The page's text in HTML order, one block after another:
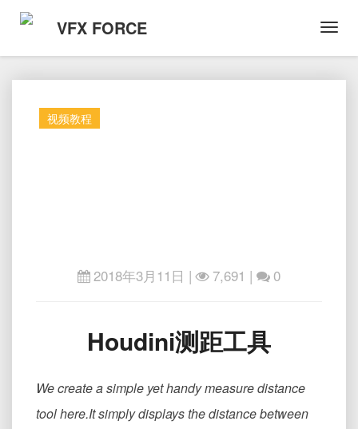
VFX FORCE
视频教程
2018年3月11日 | 7,691 | 0
Houdini
测
工
Houdini测距工具
We create a simple yet handy measure distance
tool here.It simply displays the distance between